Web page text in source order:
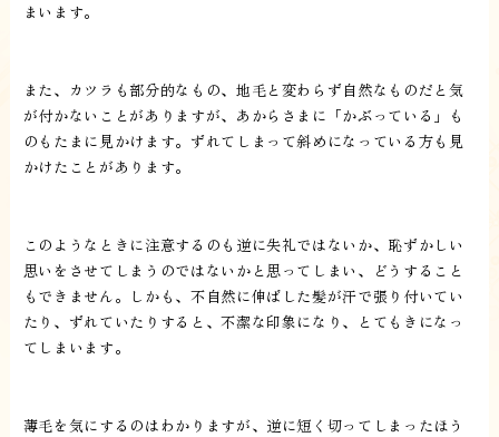
まいます。
また、カツラも部分的なもの、地毛と変わらず自然なものだと気
が付かないことがありますが、あからさまに「かぶっている」も
のもたまに見かけます。ずれてしまって斜めになっている方も見
かけたことがあります。
このようなときに注意するのも逆に失礼ではないか、恥ずかしい
思いをさせてしまうのではないかと思ってしまい、どうすること
もできません。しかも、不自然に伸ばした髪が汗で張り付いてい
たり、ずれていたりすると、不潔な印象になり、とてもきになっ
てしまいます。
薄毛を気にするのはわかりますが、逆に短く切ってしまったほう